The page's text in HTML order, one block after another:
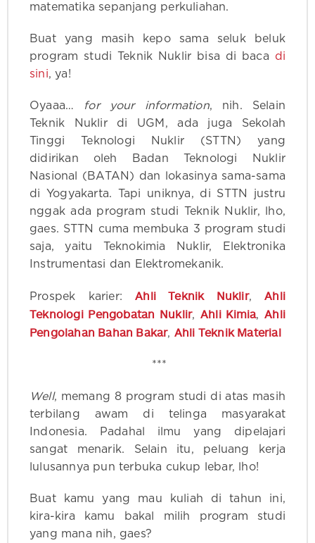
matematika sepanjang perkuliahan.
Buat yang masih kepo sama seluk beluk
program studi Teknik Nuklir bisa di baca di
sini, ya!
Oyaaa… for your information, nih. Selain
Teknik Nuklir di UGM, ada juga Sekolah
Tinggi Teknologi Nuklir (STTN) yang
didirikan oleh Badan Teknologi Nuklir
Nasional (BATAN) dan lokasinya sama-sama
di Yogyakarta. Tapi uniknya, di STTN justru
nggak ada program studi Teknik Nuklir, lho,
gaes. STTN cuma membuka 3 program studi
saja, yaitu Teknokimia Nuklir, Elektronika
Instrumentasi dan Elektromekanik.
Prospek karier:Ahli Teknik Nuklir,Ahli
Teknologi Pengobatan Nuklir, Ahli Kimia,Ahli
Pengolahan Bahan Bakar, Ahli Teknik Material
***
Well, memang 8 program studi di atas masih
terbilang awam di telinga masyarakat
Indonesia. Padahal ilmu yang dipelajari
sangat menarik. Selain itu, peluang kerja
lulusannya pun terbuka cukup lebar, lho!
Buat kamu yang mau kuliah di tahun ini,
kira-kira kamu bakal milih program studi
yang mana nih, gaes?